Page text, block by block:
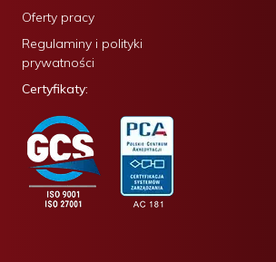
Oferty pracy
Regulaminy i polityki
prywatności
Certyfikaty: